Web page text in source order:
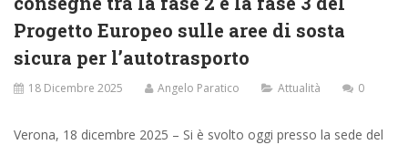
Progetto Europeo sulle aree di sosta
sicura per l’autotrasporto
18 Dicembre 2025 Angelo Paratico Attualità 0
Verona, 18 dicembre 2025 – Si è svolto oggi presso la sede del